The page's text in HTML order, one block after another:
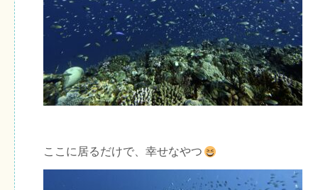
ここに居るだけで、幸せなやつ